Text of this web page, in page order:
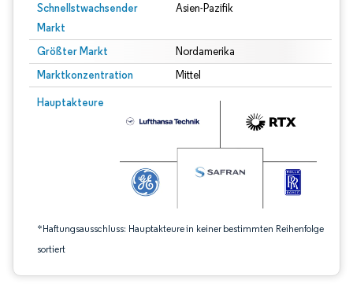
Schnellstwachsender
Markt
Asien-Pazifik
Größter Markt Nordamerika
Marktkonzentration Mittel
Hauptakteure
*Haftungsausschluss: Hauptakteure in keiner bestimmten Reihenfolge
sortiert
Bild © Mordor Intelligence. Wiederverwendung erfordert Namensnennung